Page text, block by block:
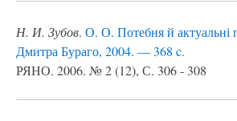
Н. И. Зубов. О. О. Потебня й
Дмитра Бураго, 2004. — 368 c.
РЯНО. 2006. № 2 (12), С. 306 - 308